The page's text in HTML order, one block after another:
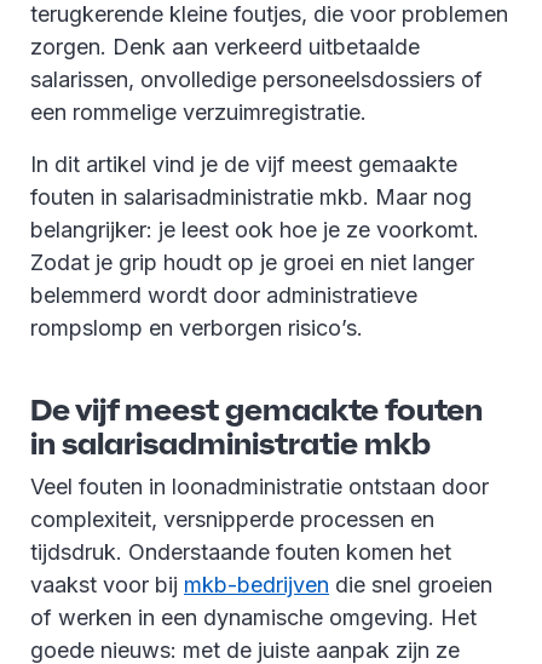
terugkerende kleine foutjes, die voor problemen
zorgen. Denk aan verkeerd uitbetaalde
salarissen, onvolledige personeelsdossiers of
een rommelige verzuimregistratie.
In dit artikel vind je de vijf meest gemaakte
fouten in salarisadministratie mkb. Maar nog
belangrijker: je leest ook hoe je ze voorkomt.
Zodat je grip houdt op je groei en niet langer
belemmerd wordt door administratieve
rompslomp en verborgen risico’s.
De vijf meest gemaakte fouten
in salarisadministratie mkb
Veel fouten in loonadministratie ontstaan door
complexiteit, versnipperde processen en
tijdsdruk. Onderstaande fouten komen het
vaakst voor bij mkb-bedrijven die snel groeien
of werken in een dynamische omgeving. Het
goede nieuws: met de juiste aanpak zijn ze